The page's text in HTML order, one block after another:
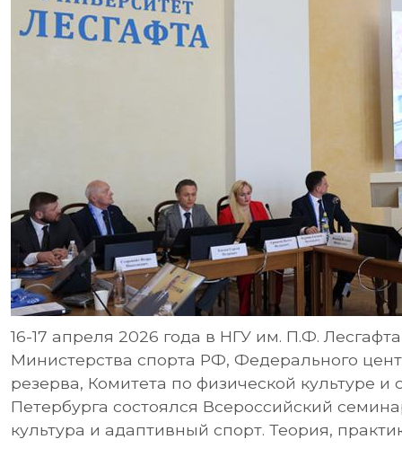
16-17 апреля 2026 года в НГУ им. П.Ф.
Министерства спорта РФ, Федерального
резерва, Комитета по физической культуре и
Петербурга состоялся Всероссийский
культура и адаптивный спорт. Теория,